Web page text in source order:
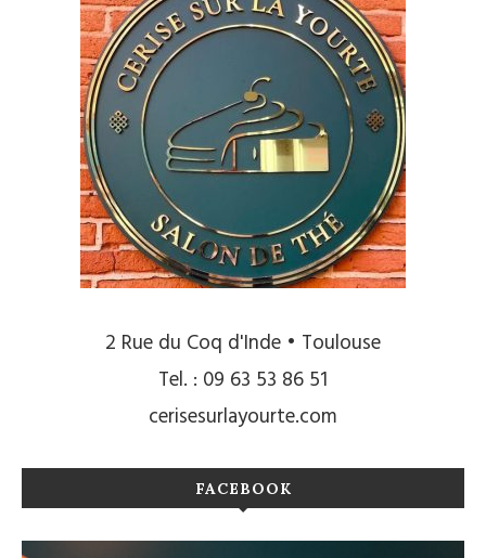
2 Rue du Coq d'Inde • Toulouse
Tel. : 09 63 53 86 51
cerisesurlayourte.com
FACEBOOK